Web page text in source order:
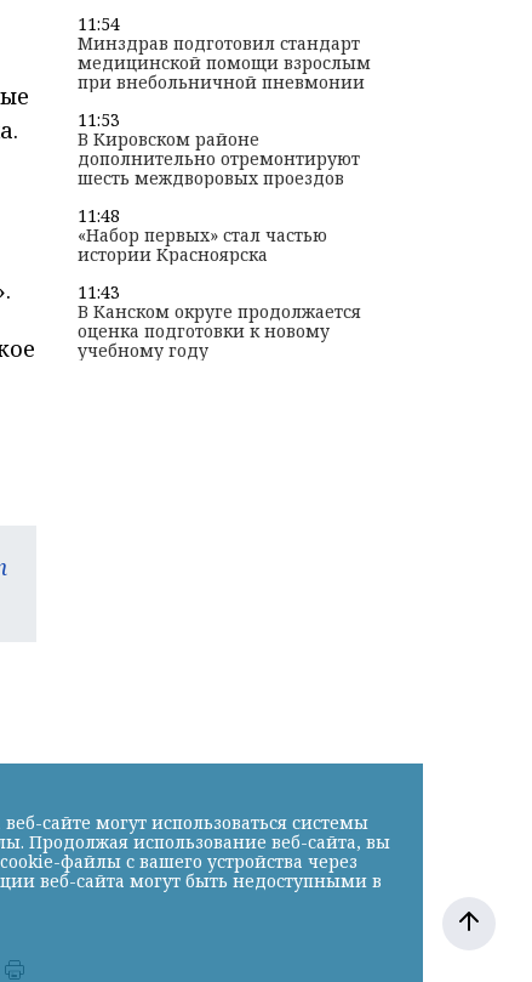
11:54
Минздрав подготовил стандарт
медицинской помощи взрослым
при внебольничной пневмонии
11:53
В Кировском районе
дополнительно отремонтируют
шесть междворовых проездов
11:48
«Набор первых» стал частью
истории Красноярска
11:43
В Канском округе продолжается
оценка подготовки к новому
учебному году
сайте могут использоваться системы
Продолжая использование веб-сайта, вы
файлы с вашего устройства через
веб-сайта могут быть недоступными в